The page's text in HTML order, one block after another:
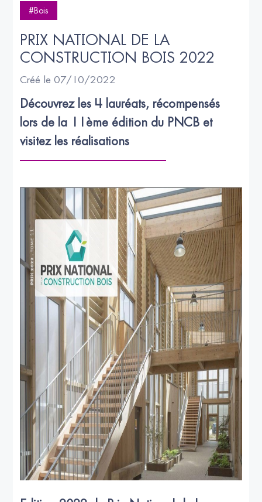
#Bois
PRIX NATIONAL DE LA
CONSTRUCTION BOIS 2022
Créé le 07/10/2022
Découvrez les 4 lauréats, récompensés
lors de la 11ème édition du PNCB et
visitez les réalisations